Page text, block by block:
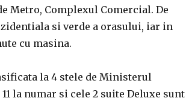
Metro, Complexul Comercial. De
si verde a orasului, iar in
cu masina.
la 4 stele de Ministerul
la numar si cele 2 suite Deluxe sunt